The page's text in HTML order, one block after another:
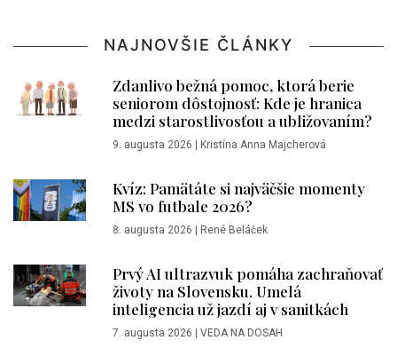
NAJNOVŠIE ČLÁNKY
Zdanlivo bežná pomoc, ktorá berie
seniorom dôstojnosť: Kde je hranica
medzi starostlivosťou a ubližovaním?
9. augusta 2026 Kristína Anna Majcherová
Kvíz: Pamätáte si najväčšie momenty
MS vo futbale 2026?
8. augusta 2026 René Beláček
Prvý AI ultrazvuk pomáha zachraňovať
životy na Slovensku. Umelá
inteligencia už jazdí aj v sanitkách
7. augusta 2026 VEDA NA DOSAH